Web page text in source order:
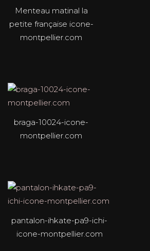
Menteau matinal la
petite française icone-
montpellier.com
braga-10024-icone-
montpellier.com
pantalon-ihkate-pa9-ichi-
icone-montpellier.com